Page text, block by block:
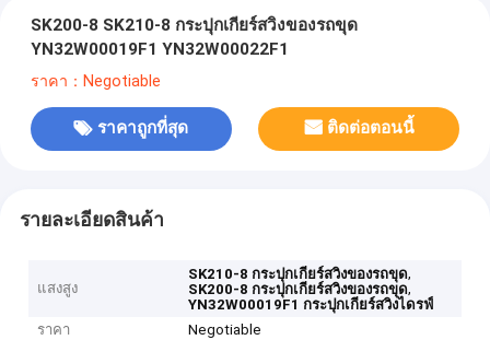
SK200-8 SK210-8 กระปุกเกียร์สวิงของรถขุด
YN32W00019F1 YN32W00022F1
ราคา：Negotiable
ราคาถูกที่สุด ติดต่อตอนนี้
รายละเอียดสินค้า
แสงสูง
SK210-8 กระปุกเกียร์สวิงของรถขุด,
SK200-8 กระปุกเกียร์สวิงของรถขุด,
YN32W00019F1 กระปุกเกียร์สวิงไดรฟ์
ราคา
Negotiable